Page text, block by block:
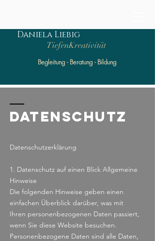
Daniela Liebig
TiefenKreativität
Begleitung - Beratung - Bildung
DATENSCHUTZ
Datenschutzerklärung
1. Datenschutz auf einen Blick Allgemeine
Hinweise
Die folgenden Hinweise geben einen
einfachen Überblick darüber, was mit
Ihren personenbezogenen Daten passiert,
wenn Sie diese Website besuchen.
Personenbezogene Daten sind alle Daten,